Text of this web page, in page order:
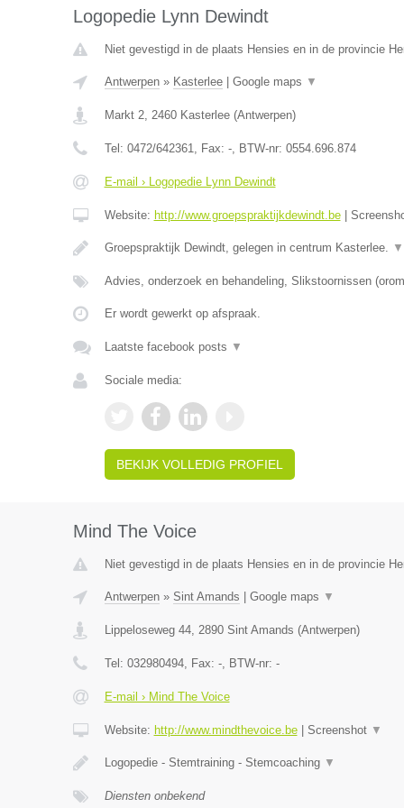
Logopedie Lynn Dewindt
Niet gevestigd in de plaats Hensies en in de provincie
Antwerpen» Kasterlee| Google maps ▼
Markt 2, 2460 Kasterlee(Antwerpen)
Tel: 0472/642361, Fax: -, BTW-nr: 0554.696.874
E-mail › Logopedie Lynn Dewindt
Website: http://www.groepspraktijkdewindt.be|
Groepspraktijk Dewindt, gelegen in centrum Kasterlee. ▼
Advies, onderzoek en behandeling, Slikstoornissen
Er wordt gewerkt op afspraak.
Laatste facebook posts ▼
Sociale media:
BEKIJK VOLLEDIG PROFIEL
Mind The Voice
Niet gevestigd in de plaats Hensies en in de provincie
Antwerpen» Sint Amands Google maps ▼
Lippeloseweg 44, 2890 Sint Amands (Antwerpen)
Tel: 032980494, Fax: -, BTW-nr: -
E-mail › Mind The Voice
Website: http://www.mindthevoice.be| Screenshot ▼
Logopedie - Stemtraining - Stemcoaching ▼
Diensten onbekend